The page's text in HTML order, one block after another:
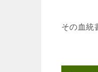
その血統